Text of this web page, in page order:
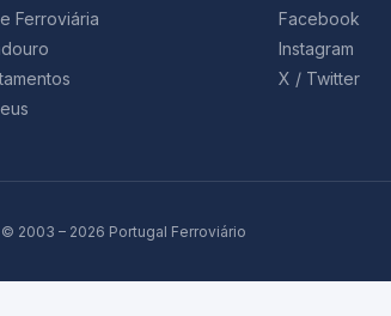
Ferroviária
Facebook
Instagram
X / Twitter
© 2003 – 2026 Portugal Ferroviário